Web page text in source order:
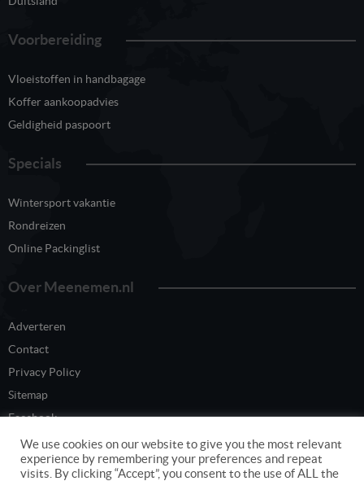
Voorbereiding
Vloeistoffen in handbagage
Koffer aankoopadvies
Geldigheid paspoort
Specials
Wintersport vakantie
Rondreizen
Online Packinglist
Over Meenemen.nl
Adverteren
Contact
Privacy Policy
Sitemap
Facebook
Twitter
We use cookies on our website to give you the most relevant
experience by remembering your preferences and repeat
visits. By clicking “Accept”, you consent to the use of ALL the